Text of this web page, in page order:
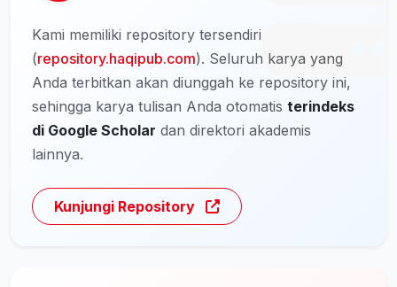
Kami memiliki repository tersendiri
(repository.haqipub.com). Seluruh karya yang
Anda terbitkan akan diunggah ke repository ini,
sehingga karya tulisan Anda otomatis terindeks
di Google Scholar dan direktori akademis
lainnya.
Kunjungi Repository